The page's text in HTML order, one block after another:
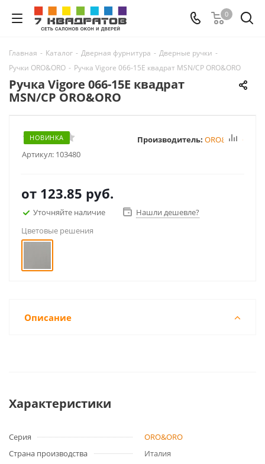
0
Главная - Каталог - Дверная фурнитура - Дверные ручки -
Ручки ORO&ORO - Ручка Vigore 066-15E квадрат MSN/CP ORO&ORO
Ручка Vigore 066-15E квадрат
MSN/CP ORO&ORO
НОВИНКА
Артикул: 103480
Производитель: ORO&ORO
от 123.85 руб.
Уточняйте наличие
Нашли дешевле?
Цветовые решения
Описание
Характеристики
Серия
ORO&ORO
Страна производства
Италия